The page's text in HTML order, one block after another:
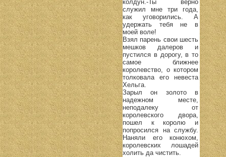
колдун.-Ты верно
служил мне три года,
как уговорились. А
удержать тебя не в
моей воле!
Взял парень свои шесть
мешков далеров и
пустился в дорогу, в то
самое ближнее
королевство, о котором
толковала его невеста
Хельга.
Зарыл он золото в
надежном месте,
неподалеку от
королевского двора,
пошел к королю и
попросился на службу.
Наняли его конюхом,
королевских лошадей
холить да чистить.